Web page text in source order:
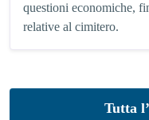
questioni economiche,
relative al cimitero.
Tutta